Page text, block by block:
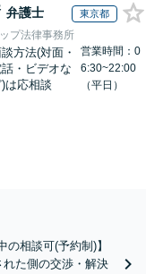
弁護士 東京都
プ法律事務所
方法(対面・
話・ビデオな
)は応相談
営業時間：0
6:30~22:00
（平日）
の相談可(予約制)】
た側の交渉・解決